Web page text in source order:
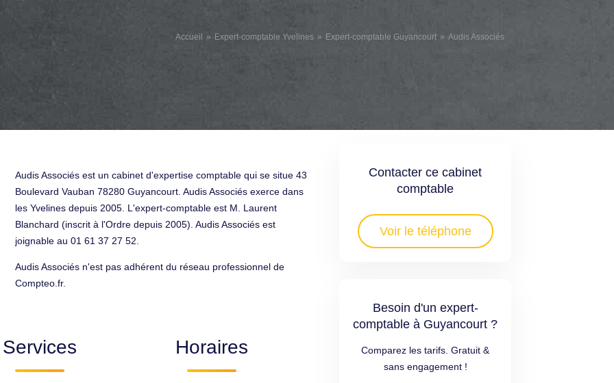
Accueil Expert-comptable Yvelines Expert-comptable Guyancourt Audis Associés
Contacter ce cabinet
comptable
Voir le téléphone
Besoin d'un expert-
comptable à Guyancourt ?
Comparez les tarifs. Gratuit &
sans engagement !
Audis Associés est un cabinet d'expertise comptable qui se situe 43
Boulevard Vauban 78280 Guyancourt. Audis Associés exerce dans
les Yvelines depuis 2005. L'expert-comptable est M. Laurent
Blanchard (inscrit à l'Ordre depuis 2005). Audis Associés est
joignable au 01 61 37 27 52.
Audis Associés n'est pas adhérent du réseau professionnel de
Compteo.fr.
Services Horaires